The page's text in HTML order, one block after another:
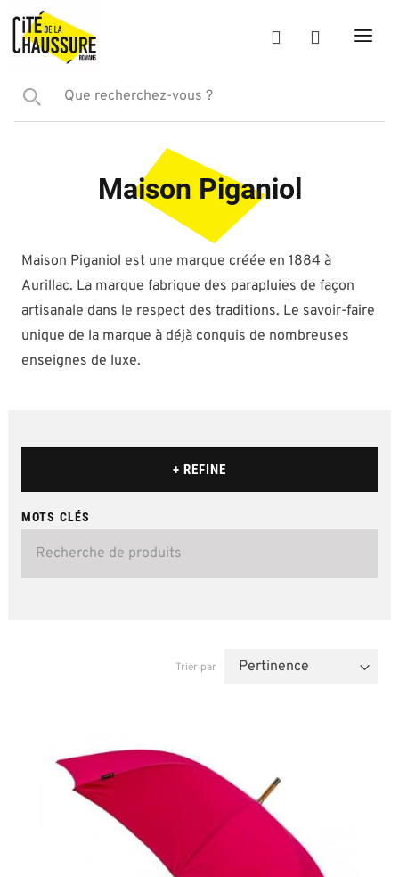
Maison Piganiol
Maison Piganiol est une marque créée en 1884 à
Aurillac. La marque fabrique des parapluies de façon
artisanale dans le respect des traditions. Le savoir-faire
unique de la marque à déjà conquis de nombreuses
enseignes de luxe.
+ REFINE
MOTS CLÉS
Trier par